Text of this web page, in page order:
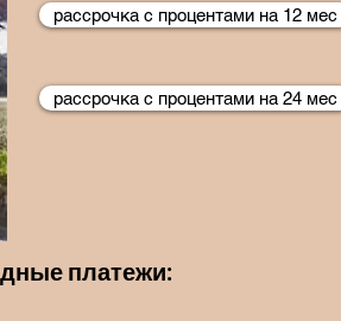
рассрочка с процентами на 12 мес
рассрочка с процентами на 24 мес
платежи: